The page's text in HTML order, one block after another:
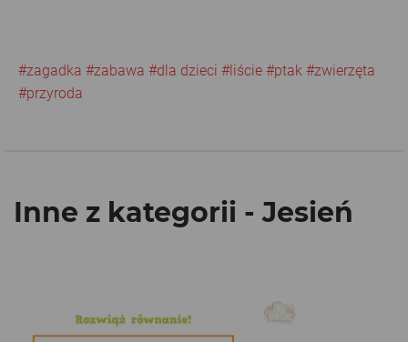
#zagadka #zabawa #dla dzieci #liście #ptak #zwierzęta
#przyroda
Inne z kategorii - Jesień